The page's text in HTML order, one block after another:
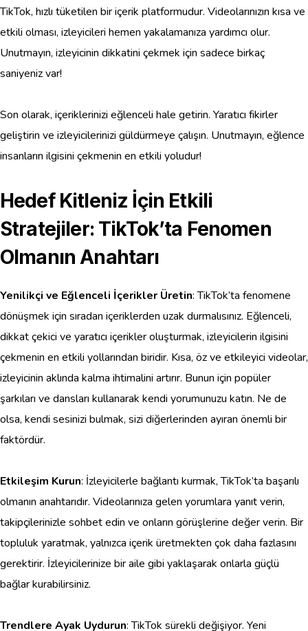
TikTok, hızlı tüketilen bir içerik platformudur. Videolarınızın kısa ve
etkili olması, izleyicileri hemen yakalamanıza yardımcı olur.
Unutmayın, izleyicinin dikkatini çekmek için sadece birkaç
saniyeniz var!
Son olarak, içeriklerinizi eğlenceli hale getirin. Yaratıcı fikirler
geliştirin ve izleyicilerinizi güldürmeye çalışın. Unutmayın, eğlence
insanların ilgisini çekmenin en etkili yoludur!
Hedef Kitleniz İçin Etkili
Stratejiler: TikTok’ta Fenomen
Olmanın Anahtarı
Yenilikçi ve Eğlenceli İçerikler Üretin: TikTok’ta fenomene
dönüşmek için sıradan içeriklerden uzak durmalısınız. Eğlenceli,
dikkat çekici ve yaratıcı içerikler oluşturmak, izleyicilerin ilgisini
çekmenin en etkili yollarından biridir. Kısa, öz ve etkileyici videolar,
izleyicinin aklında kalma ihtimalini artırır. Bunun için popüler
şarkıları ve dansları kullanarak kendi yorumunuzu katın. Ne de
olsa, kendi sesinizi bulmak, sizi diğerlerinden ayıran önemli bir
faktördür.
Etkileşim Kurun: İzleyicilerle bağlantı kurmak, TikTok’ta başarılı
olmanın anahtarıdır. Videolarınıza gelen yorumlara yanıt verin,
takipçilerinizle sohbet edin ve onların görüşlerine değer verin. Bir
topluluk yaratmak, yalnızca içerik üretmekten çok daha fazlasını
gerektirir. İzleyicilerinize bir aile gibi yaklaşarak onlarla güçlü
bağlar kurabilirsiniz.
Trendlere Ayak Uydurun: TikTok sürekli değişiyor. Yeni